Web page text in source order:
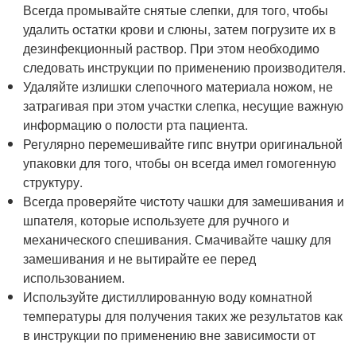
Всегда промывайте снятые слепки, для того, чтобы
удалить остатки крови и слюны, затем погрузите их в
дезинфекционный раствор. При этом необходимо
следовать инструкции по применению производителя.
Удаляйте излишки слепочного материала ножом, не
затрагивая при этом участки слепка, несущие важную
информацию о полости рта пациента.
Регулярно перемешивайте гипс внутри оригинальной
упаковки для того, чтобы он всегда имел гомогенную
структуру.
Всегда проверяйте чистоту чашки для замешивания и
шпателя, которые используете для ручного и
механического спешивания. Смачивайте чашку для
замешивания и не вытирайте ее перед
использованием.
Используйте дистиллированную воду комнатной
температуры для получения таких же результатов как
в инструкции по применению вне зависимости от